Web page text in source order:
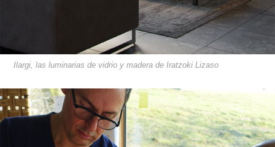
Ilargi, las luminarias de vidrio y madera de Iratzoki Lizaso